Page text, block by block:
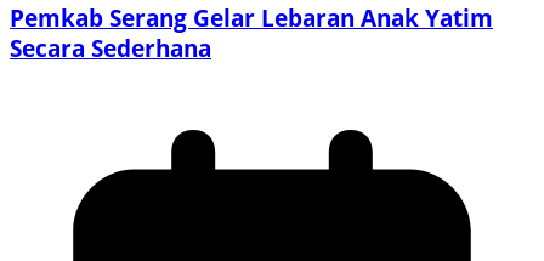
Pemkab Serang Gelar Lebaran Anak Yatim
Secara Sederhana